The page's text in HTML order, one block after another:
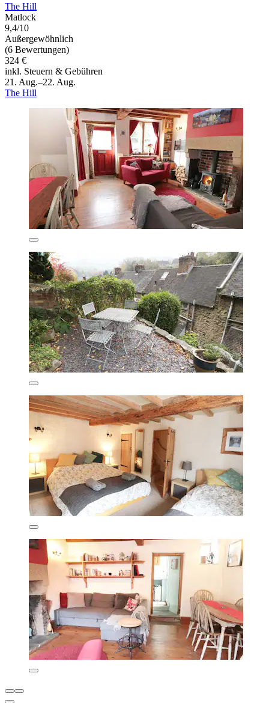
The Hill
Matlock
9,4/10
Außergewöhnlich
(6 Bewertungen)
324 €
inkl. Steuern & Gebühren
21. Aug.–22. Aug.
The Hill